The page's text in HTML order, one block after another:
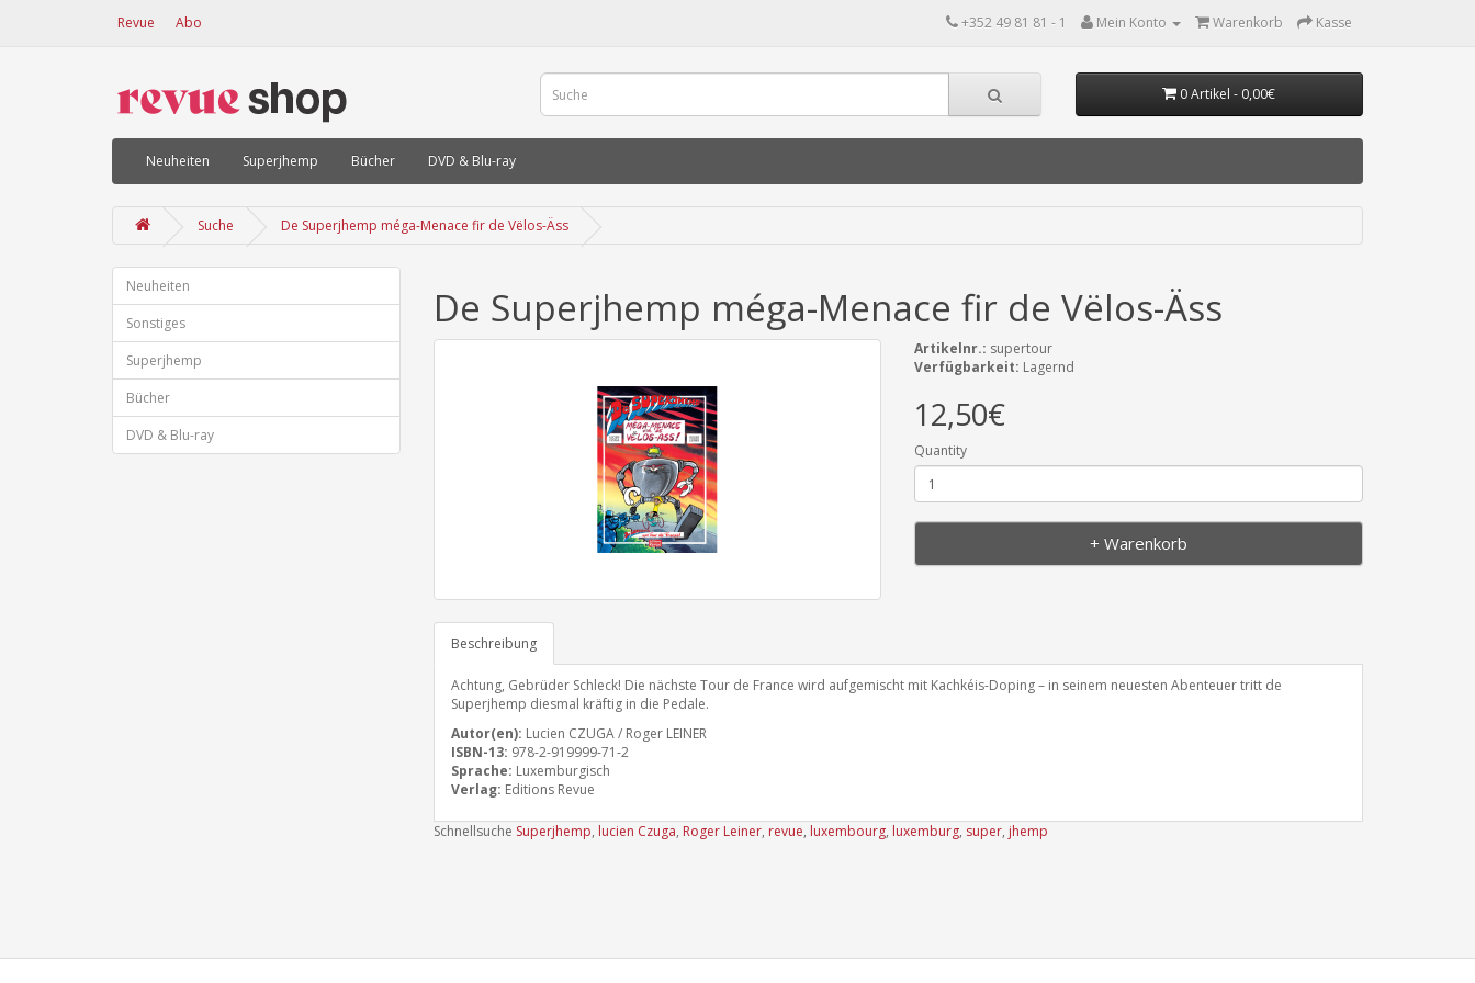
Revue Abo +352 49 81 81 - 1 Mein Konto Warenkorb Kasse
0 Artikel - 0,00€
Neuheiten Superjhemp Bücher DVD & Blu-ray
Suche De Superjhemp méga-Menace fir de Vëlos-Äss
Neuheiten
Sonstiges
Superjhemp
Bücher
DVD & Blu-ray
De Superjhemp méga-Menace fir de Vëlos-Äss
Artikelnr.: supertour
Verfügbarkeit: Lagernd
12,50€
Quantity
+ Warenkorb
Beschreibung
Achtung, Gebrüder Schleck! Die nächste Tour de France wird aufgemischt mit Kachkéis-Doping – in seinem neuesten Abenteuer tritt de
Superjhemp diesmal kräftig in die Pedale.
Autor(en): Lucien CZUGA / Roger LEINER
ISBN-13: 978-2-919999-71-2
Sprache: Luxemburgisch
Verlag: Editions Revue
Schnellsuche Superjhemp, lucien Czuga, Roger Leiner, revue, luxembourg, luxemburg, super, jhemp